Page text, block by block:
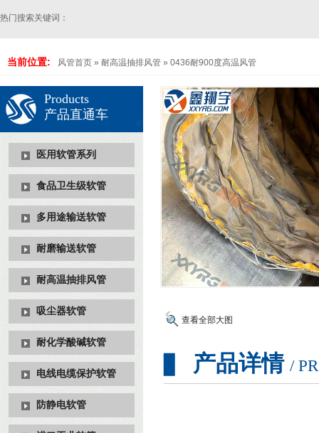
热门搜索关键词：
当前位置: 风管首页 » 耐高温抽排风管 » 0436耐900度高温风管
Products
产品直通车
医用软管系列
食品卫生级软管
多用途输送软管
耐磨输送软管
耐高温抽排风管
吸尘器软管
耐化学酸碱软管
电线电缆保护软管
防静电软管
查看全部大图
产品详情 /